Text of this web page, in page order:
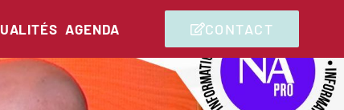
AGENDA CONTACT